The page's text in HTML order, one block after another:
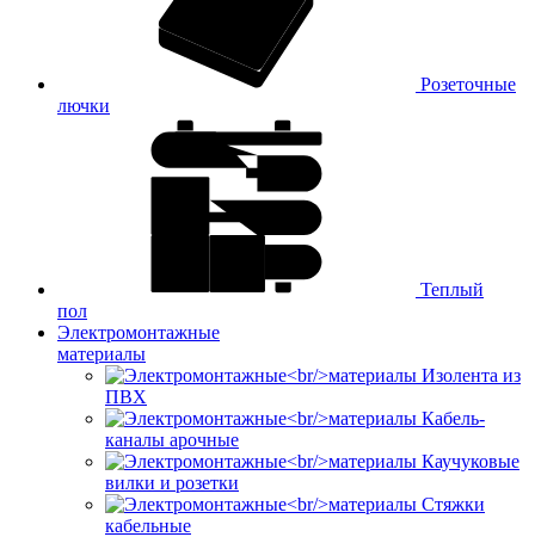
Розеточные
лючки
Теплый
пол
Электромонтажные
материалы
Изолента из
ПВХ
Кабель-
каналы арочные
Каучуковые
вилки и розетки
Стяжки
кабельные